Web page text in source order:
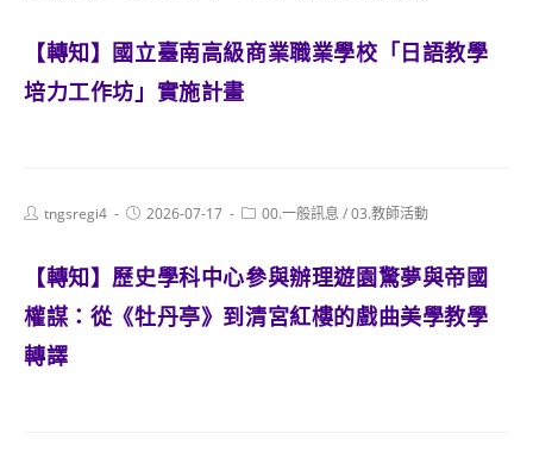
【轉知】國立臺南高級商業職業學校「日語教學
培力工作坊」實施計畫
Posttngsregi4
Post2026-07-17
Post00.一般訊息 /03.教師活動
【轉知】歷史學科中心參與辦理遊園驚夢與帝國
權謀：從《牡丹亭》到清宮紅樓的戲曲美學教學
轉譯